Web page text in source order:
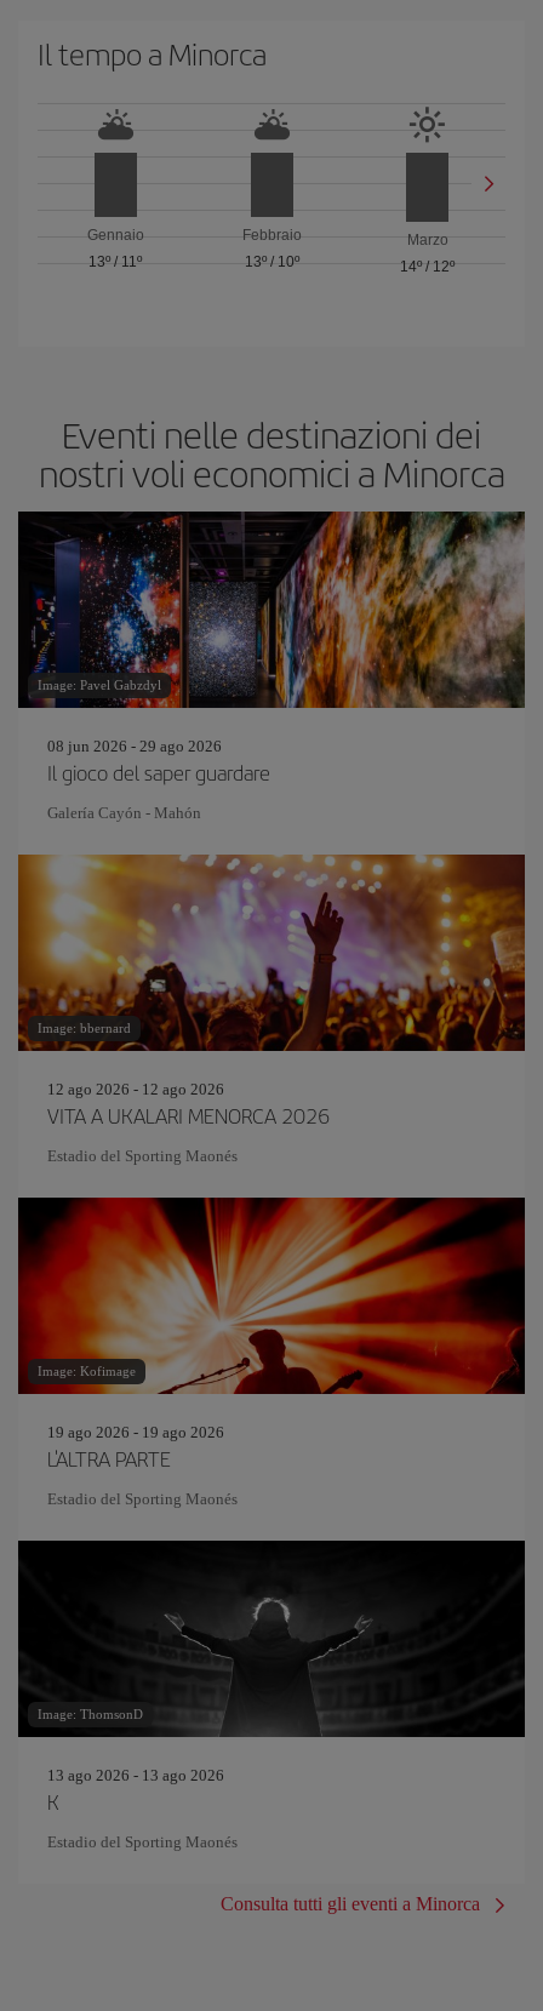
Il tempo a Minorca
Gennaio
13º / 11º
Febbraio
13º/ 10º
Marzo
14º/ 12º
Eventi nelle destinazioni dei
nostri voli economici a Minorca
Image: Pavel Gabzdyl
08 jun 2026 - 29 ago 2026
Il gioco del saper guardare
Galería Cayón - Mahón
Image: bbernard
12 ago 2026 - 12 ago 2026
VITA A UKALARI MENORCA 2026
Estadio del Sporting Maonés
Image: Kofimage
19 ago 2026 - 19 ago 2026
L'ALTRA PARTE
Estadio del Sporting Maonés
Image: ThomsonD
13 ago 2026 - 13 ago 2026
K
Estadio del Sporting Maonés
Consulta tutti gli eventi a Minorca